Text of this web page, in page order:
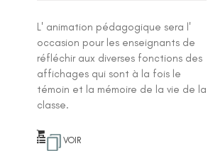
L' animation pédagogique sera l'
occasion pour les enseignants de
réfléchir aux diverses fonctions des
affichages qui sont à la fois le
témoin et la mémoire de la vie de la
classe.
VOIR